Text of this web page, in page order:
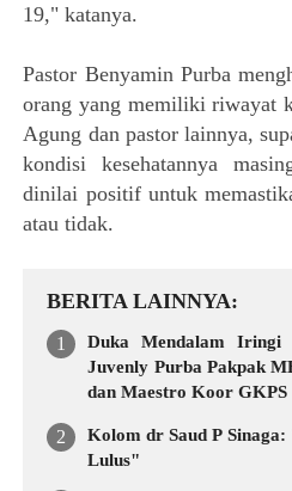
19," katanya.
Pastor Benyamin Purba
orang yang memiliki riwayat
Agung dan pastor lainnya,
kondisi kesehatannya
dinilai positif untuk
atau tidak.
BERITA LAINNYA
Duka Mendalam
Juvenly Purba Pakpak
dan Maestro Koor GKPS
Kolom dr Saud P
Lulus"